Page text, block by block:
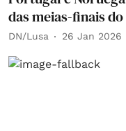
das meias-finais
DN/Lusa 26 Jan 2026